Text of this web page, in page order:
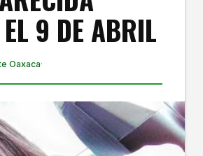
EL 9 DE ABRIL
Oaxaca·